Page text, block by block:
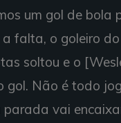
um gol de bola
falta, o goleiro
soltou e o
gol. Não é todo
parada vai